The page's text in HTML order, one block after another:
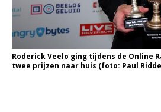
Roderick Veelo ging tijdens de Online
twee prijzen naar huis (foto: Paul